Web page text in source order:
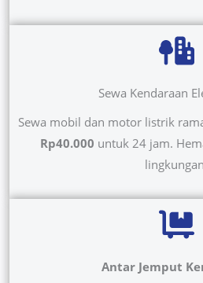
Sewa Kendaraan
Sewa mobil dan motor listrik
Rp40.000 untuk 24 jam.
Antar Jemput